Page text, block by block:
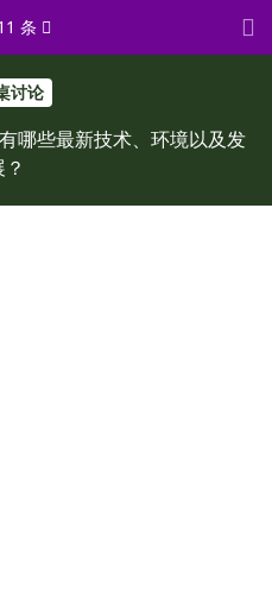
讨论
哪些最新技术、环境以及发
条